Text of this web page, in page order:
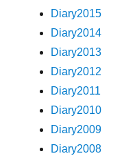
Diary2015
Diary2014
Diary2013
Diary2012
Diary2011
Diary2010
Diary2009
Diary2008